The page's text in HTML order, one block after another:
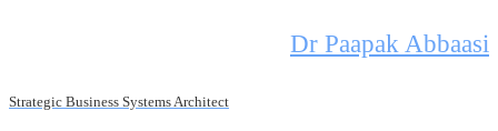
Skip
to
Dr Paapak Abbaasi
Strategic Business Systems Architect